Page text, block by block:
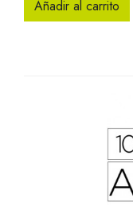
Añadir al carrito